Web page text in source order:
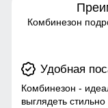
Комбинезон
Удобная
Комбинезон -
выглядеть